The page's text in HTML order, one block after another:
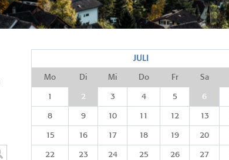
JULI
Mo Di Mi Do Fr Sa
1 2 3 4 5 6
8 9 10 11 12 13
15 16 17 18 19 20
22 23 24 25 26 27